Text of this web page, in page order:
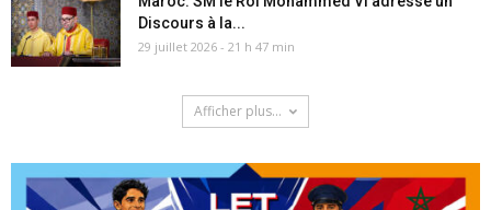
Discours à la...
29 juillet 2026 - 21 h 47 min
Afficher plus...